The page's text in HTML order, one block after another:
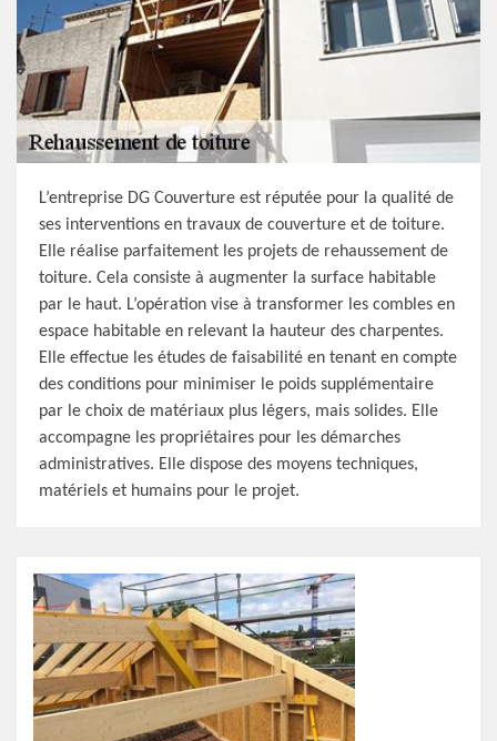
L’entreprise DG Couverture est réputée pour la qualité de
ses interventions en travaux de couverture et de toiture.
Elle réalise parfaitement les projets de rehaussement de
toiture. Cela consiste à augmenter la surface habitable
par le haut. L’opération vise à transformer les combles en
espace habitable en relevant la hauteur des charpentes.
Elle effectue les études de faisabilité en tenant en compte
des conditions pour minimiser le poids supplémentaire
par le choix de matériaux plus légers, mais solides. Elle
accompagne les propriétaires pour les démarches
administratives. Elle dispose des moyens techniques,
matériels et humains pour le projet.